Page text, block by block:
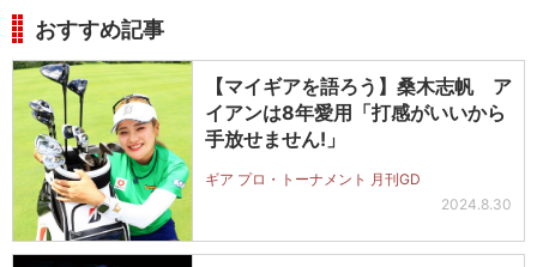
おすすめ記事
【マイギアを語ろう】桑木志帆 ア
イアンは8年愛用「打感がいいから
手放せません!」
ギア プロ・トーナメント 月刊GD
2024.8.30